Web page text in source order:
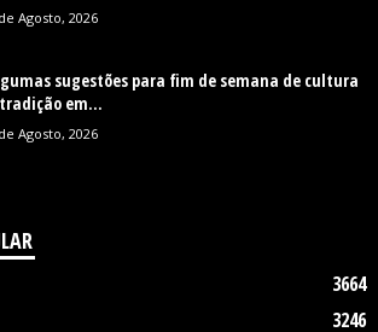
Agosto, 2026
sugestões para fim de semana de cultura
em...
Agosto, 2026
3664
3246